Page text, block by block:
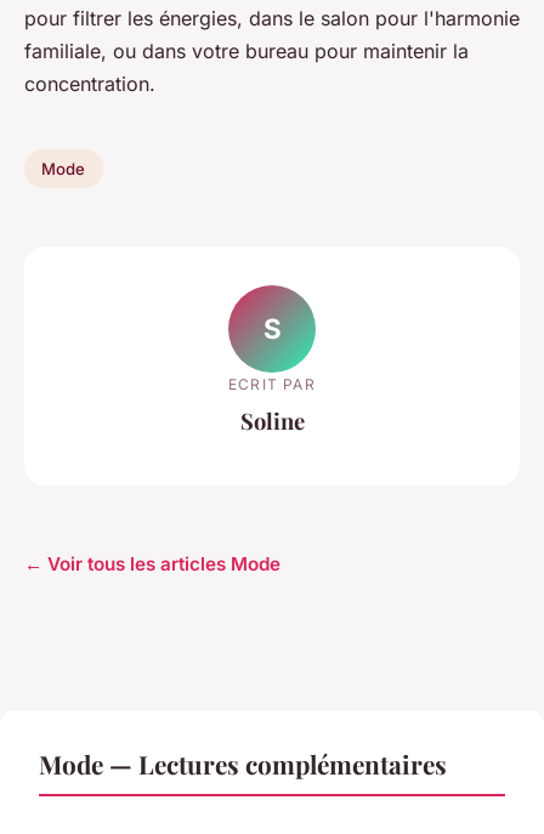
pour filtrer les énergies, dans le salon pour l'harmonie
familiale, ou dans votre bureau pour maintenir la
concentration.
Mode
S
ECRIT PAR
Soline
← Voir tous les articles Mode
Mode — Lectures complémentaires